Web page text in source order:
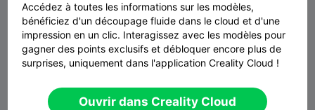
Albert Einstein
Accédez à toutes les informations sur les modèles,
bénéficiez d'un découpage fluide dans le cloud et d'une
impression en un clic. Interagissez avec les modèles pour
gagner des points exclusifs et débloquer encore plus de
surprises, uniquement dans l'application Creality Cloud !
Ouvrir dans Creality Cloud